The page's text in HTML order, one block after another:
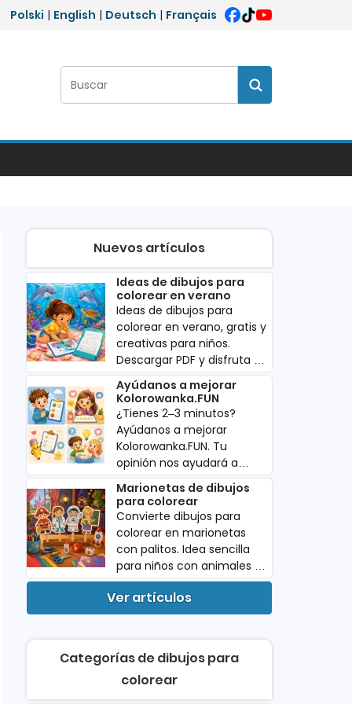
Polski | English | Deutsch | Français
Buscar
Nuevos artículos
Ideas de dibujos para
colorear en verano
Ideas de dibujos para
colorear en verano, gratis y
creativas para niños.
Descargar PDF y disfruta de
actividades perfectas para
las vacaciones.
Ayúdanos a mejorar
Kolorowanka.FUN
¿Tienes 2–3 minutos?
Ayúdanos a mejorar
Kolorowanka.FUN. Tu
opinión nos ayudará a
crear más dibujos para
colorear. Descargar PDF
gratis.
Marionetas de dibujos
para colorear
Convierte dibujos para
colorear en marionetas
con palitos. Idea sencilla
para niños con animales y
personajes. Descargar PDF
gratis.
Ver artículos
Categorías de dibujos para
colorear